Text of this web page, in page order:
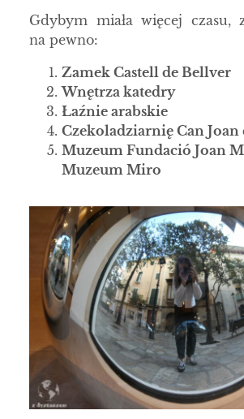
Gdybym miała więcej czasu,
na pewno:
Zamek Castell de Bellver
Wnętrza katedry
Łaźnie arabskie
Czekoladziarnię Can Joan
Muzeum Fundació Joan
Muzeum Miro